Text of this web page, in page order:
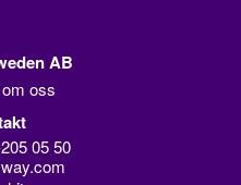
AB
oss
05 50